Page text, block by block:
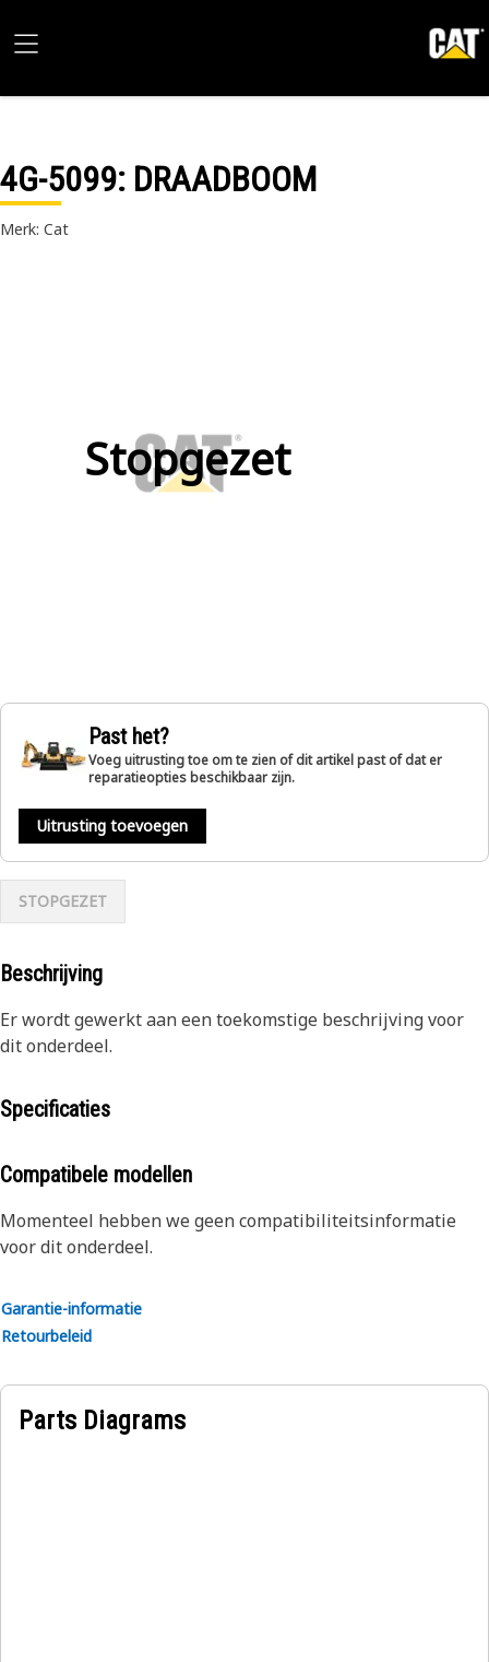
4G-5099: DRAADBOOM
Merk: Cat
Stopgezet
Past het?
Voeg uitrusting toe om te zien of dit artikel past of dat er
reparatieopties beschikbaar zijn.
Uitrusting toevoegen
STOPGEZET
Beschrijving
Er wordt gewerkt aan een toekomstige beschrijving voor
dit onderdeel.
Specificaties
Compatibele modellen
Momenteel hebben we geen compatibiliteitsinformatie
voor dit onderdeel.
Garantie-informatie
Retourbeleid
Parts Diagrams